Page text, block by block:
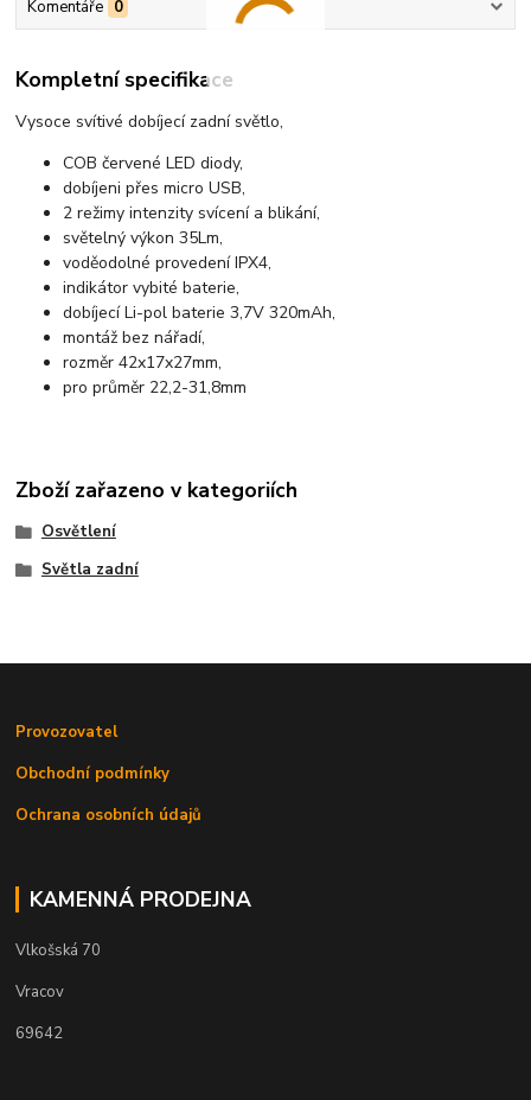
Komentáře 0
Kompletní specifikace
Vysoce svítivé dobíjecí zadní světlo,
COB červené LED diody,
dobíjeni přes micro USB,
2 režimy intenzity svícení a blikání,
světelný výkon 35Lm,
voděodolné provedení IPX4,
indikátor vybité baterie,
dobíjecí Li-pol baterie 3,7V 320mAh,
montáž bez nářadí,
rozměr 42x17x27mm,
pro průměr 22,2-31,8mm
Zboží zařazeno v kategoriích
Osvětlení
Světla zadní
Provozovatel
Obchodní podmínky
Ochrana osobních údajů
KAMENNÁ PRODEJNA
Vlkošská 70
Vracov
69642